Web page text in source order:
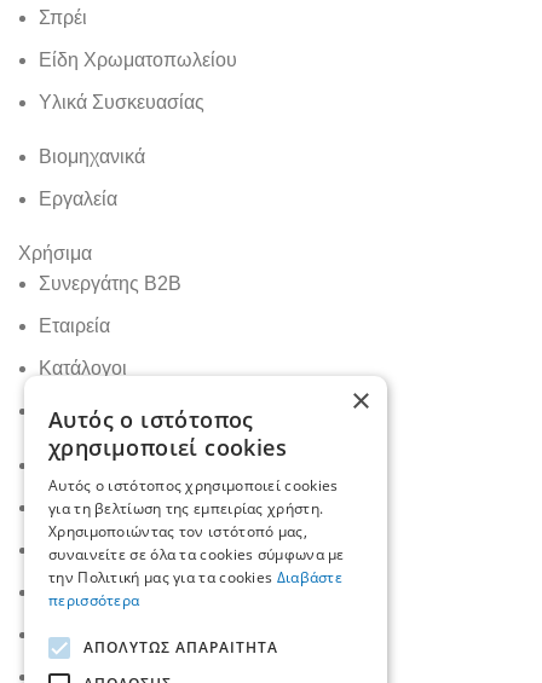
Σπρέι
Είδη Χρωματοπωλείου
Υλικά Συσκευασίας
Βιομηχανικά
Εργαλεία
Χρήσιμα
Συνεργάτης B2B
Εταιρεία
Κατάλογοι
Επικοινωνία
Τρόποι Πληρωμής
Τρόποι Παράδοσης - Αποστολής
Πολιτική Επιστροφών
Πολιτική Απορρήτου
Όροι Χρήσης
Δήλωση Προσβασιμότητας
×
Αυτός ο ιστότοπος
χρησιμοποιεί cookies
Αυτός ο ιστότοπος χρησιμοποιεί cookies
για τη βελτίωση της εμπειρίας χρήστη.
Χρησιμοποιώντας τον ιστότοπό μας,
συναινείτε σε όλα τα cookies σύμφωνα με
την Πολιτική μας για τα cookies Διαβάστε
περισσότερα
ΑΠΟΛΎΤΩΣ ΑΠΑΡΑΊΤΗΤΑ